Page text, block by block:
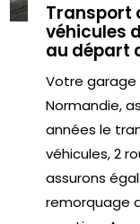
Transport
véhicules
au départ
Votre garage
Normandie,
années le
véhicules, 2
assurons
remorquage